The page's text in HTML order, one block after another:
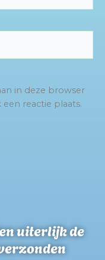
in deze browser
reactie plaats.
uiterlijk de